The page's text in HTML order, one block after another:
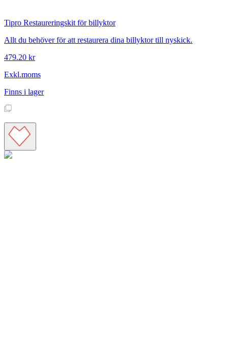
Tipro Restaureringskit för billyktor
Allt du behöver för att restaurera dina billyktor till nyskick.
479.20 kr
Exkl.moms
Finns i lager